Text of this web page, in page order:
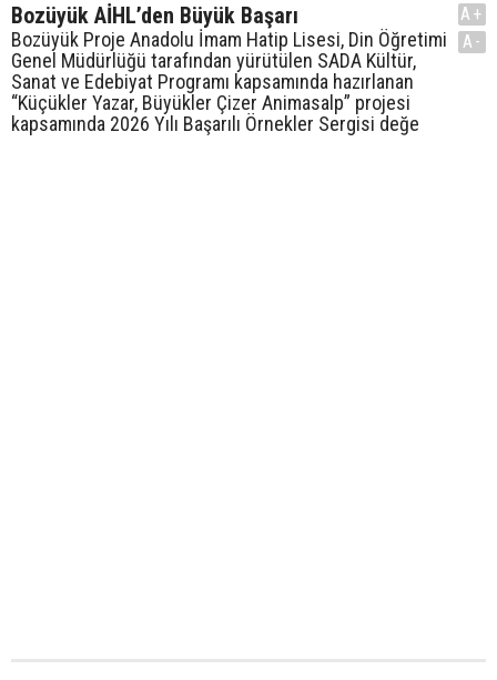
Bozüyük AİHL’den Büyük Başarı
Bozüyük Proje Anadolu İmam Hatip Lisesi, Din Öğretimi
Genel Müdürlüğü tarafından yürütülen SADA Kültür,
Sanat ve Edebiyat Programı kapsamında hazırlanan
“Küçükler Yazar, Büyükler Çizer Animasalp” projesi
kapsamında 2026 Yılı Başarılı Örnekler Sergisi değe
A+
A-